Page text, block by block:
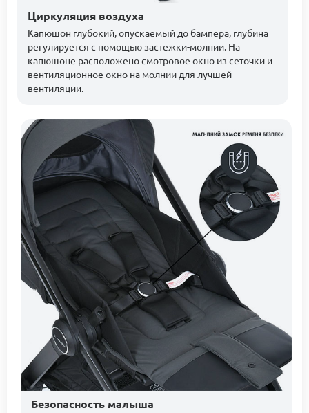
Циркуляция воздуха
Капюшон глубокий, опускаемый до бампера, глубина
регулируется с помощью застежки-молнии. На
капюшоне расположено смотровое окно из сеточки и
вентиляционное окно на молнии для лучшей
вентиляции.
Безопасность малыша